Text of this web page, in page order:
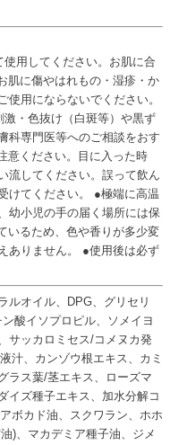
用してください。お肌に合
肌に傷やはれもの・湿疹・か
用にならないでください。
・色抜け（白斑等）や黒ず
科専門医等へのご相談をおす
意ください。目に入った時
流してください。誤って飲ん
けてください。 ●極端に高温
幼小児の手の届く場所には保
いるため、色や香りが多少変
ありません。 ●使用後は必ず
ルオイル、DPG、グリセリ
酸イソプロピル、ソメイヨ
サッカロミセス/コメヌカ発
汁、カンゾウ根エキス、カミ
ラス葉/茎エキス、ローズマ
イズ種子エキス、加水分解コ
ボカド油、スクワラン、ホホ
)、マカデミア種子油、ジメ